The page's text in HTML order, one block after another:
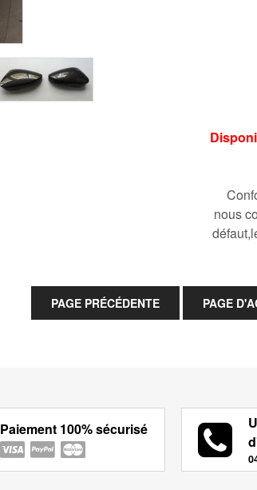
nous
Paiement 100% sécurisé